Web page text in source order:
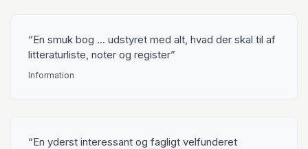
En smuk bog ... udstyret med alt, hvad der skal til af
litteraturliste, noter og register
Information
En yderst interessant og fagligt velfunderet